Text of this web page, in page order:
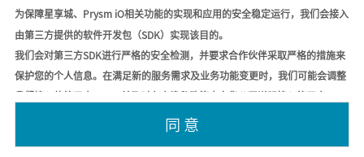
为保障星享城、 Prysm iO相关功能的实现和应用的安全稳定运行，我们会接入
由第三方提供的软件开发包（SDK）实现该目的。
我们会对第三方SDK进行严格的安全检测，并要求合作伙伴采取严格的措施来
保护您的个人信息。在满足新的服务需求及业务功能变更时，我们可能会调整
的最新情况。请注意，第三方SDK可能因为版本升级、策略调整等原因导致数
同 意